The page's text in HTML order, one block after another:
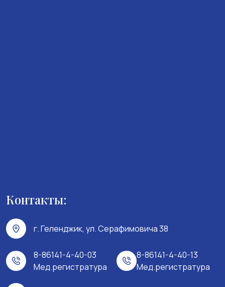
Контакты:
г. Геленджик, ул. Серафимовича 38
8-86141-4-40-03
Мед.регистратура
8-86141-4-40-13
Мед.регистратура